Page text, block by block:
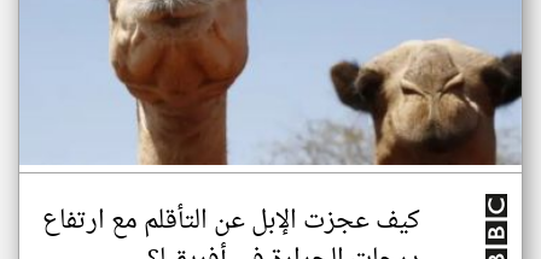
كيف عجزت الإبل عن التأقلم مع ارتفاع